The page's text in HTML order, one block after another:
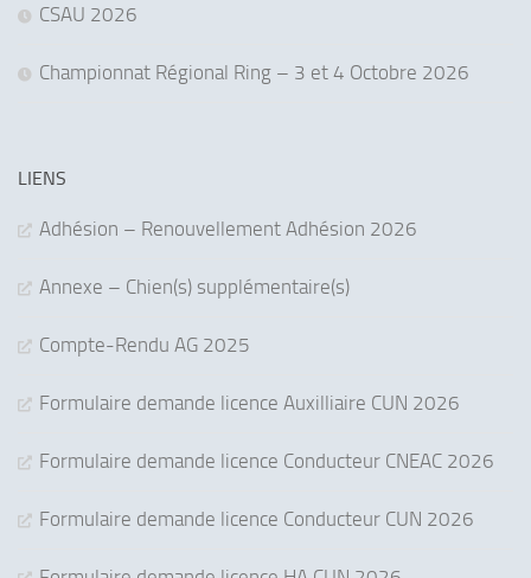
CSAU 2026
Championnat Régional Ring – 3 et 4 Octobre 2026
LIENS
Adhésion – Renouvellement Adhésion 2026
Annexe – Chien(s) supplémentaire(s)
Compte-Rendu AG 2025
Formulaire demande licence Auxilliaire CUN 2026
Formulaire demande licence Conducteur CNEAC 2026
Formulaire demande licence Conducteur CUN 2026